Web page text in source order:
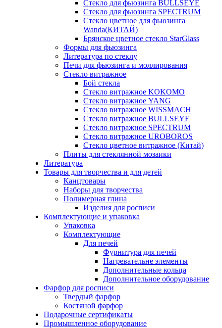
Стекло для фьюзинга BULLSEYE
Стекло для фьюзинга SPECTRUM
Стекло цветное для фьюзинга
Wanda(КИТАЙ)
Брянское цветное стекло StarGlass
Формы для фьюзинга
Литература по стеклу
Печи для фьюзинга и моллирования
Стекло витражное
Бой стекла
Стекло витражное KOKOMO
Стекло витражное YANG
Стекло витражное WISSMACH
Стекло витражное BULLSEYE
Стекло витражное SPECTRUM
Стекло витражное UROBOROS
Стекло цветное витражное (Китай)
Плиты для стеклянной мозаики
Литература
Товары для творчества и для детей
Канцтовары
Наборы для творчества
Полимерная глина
Изделия для росписи
Комплектующие и упаковка
Упаковка
Комплектующие
Для печей
Фурнитура для печей
Нагревательне элементы
Дополнительные кольца
Дополнительное оборудование
Фарфор для росписи
Твердый фарфор
Костяной фарфор
Подарочные сертификаты
Промышленное оборудование